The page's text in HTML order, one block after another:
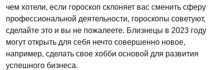
чем хотели, если гороскоп склоняет вас сменить сферу
профессиональной деятельности, гороскопы советуют,
сделайте это и вы не пожалеете. Близнецы в 2023 году
могут открыть для себя нечто совершенно новое,
например, сделать свое хобби основой для развития
успешного бизнеса.